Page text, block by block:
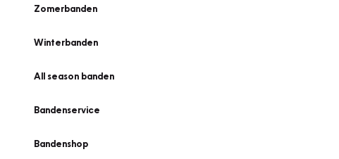
Zomerbanden
Winterbanden
All season banden
Bandenservice
Bandenshop